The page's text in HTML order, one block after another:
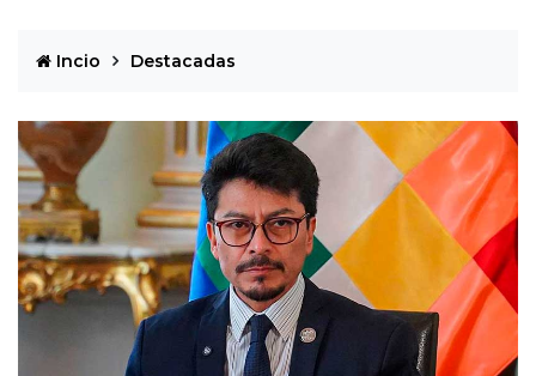
Incio Destacadas